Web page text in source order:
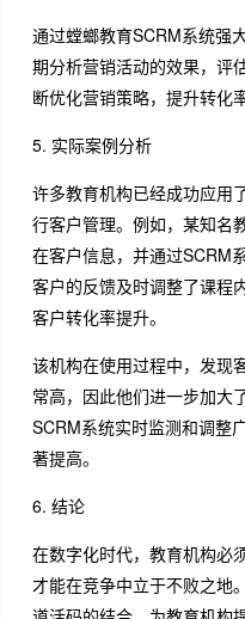
通过螳螂教育SCRM系统强
期分析营销活动的效果，评
断优化营销策略，提升转化率
5. 实际案例分析
许多教育机构已经成功应用
行客户管理。例如，某知名
在客户信息，并通过SCRM
客户的反馈及时调整了课程
客户转化率提升。
该机构在使用过程中，发现
常高，因此他们进一步加大
SCRM系统实时监测和调整
著提高。
6. 结论
在数字化时代，教育机构必
才能在竞争中立于不败之地